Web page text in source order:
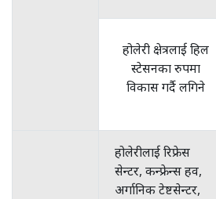
होलेरी क्षेत्रलाई हिल
स्टेसनका रुपमा
विकास गर्दै लगिने
होलेरीलाई रिफ्रेस
सेन्टर, कन्फ्रेन्स हव,
अर्गानिक टेष्टसेन्टर,